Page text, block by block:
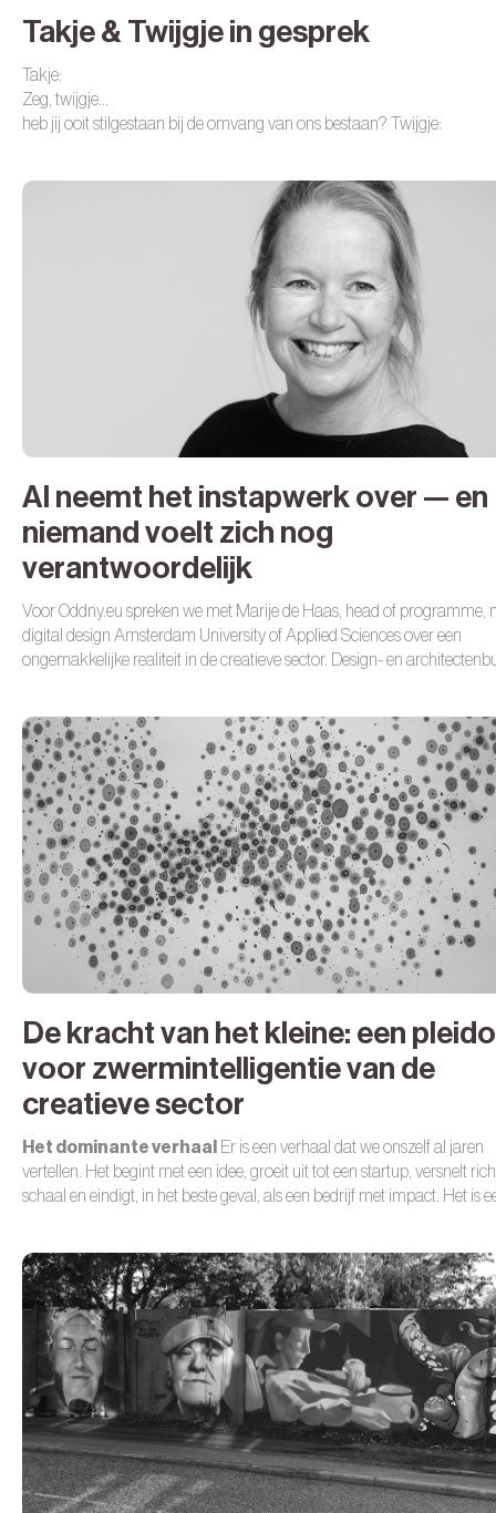
Takje & Twijgje in gesprek
Takje:
Zeg, twijgje…
heb jij ooit stilgestaan bij de omvang van ons bestaan?
Twijgje:
AI neemt het instapwerk over — en
niemand voelt zich nog
verantwoordelijk
Voor Oddny.eu spreken we met Marije de Haas , head of programme,
digital design Amsterdam University of Applied Sciences over een
ongemakkelijke realiteit in de creatieve sector. Design- en
goedkoop en zonder leercurve. Maar daarmee verdwijnt iets
het begin van een carri
De kracht van het kleine: een
voor zwermintelligentie van de
creatieve sector
Het dominante verhaal
Er is een verhaal dat we onszelf al jaren
vertellen. Het begint met een idee, groeit uit tot een startup, versnelt
schaal en eindigt, in het beste geval, als een bedrijf met impact. Het is
dat dit verhaal slechts een deel van de werkelijkheid beschrijft. Onder
oppervlakte tekent zich een ander patroon af minder spectaculair
maar des te fundamenteler.